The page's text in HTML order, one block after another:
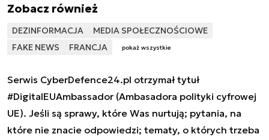
Zobacz również
DEZINFORMACJA
MEDIA SPOŁECZNOŚCIOWE
FAKE NEWS
FRANCJA pokaż wszystkie
Serwis CyberDefence24.pl otrzymał tytuł
#DigitalEUAmbassador (Ambasadora polityki cyfrowej
UE). Jeśli są sprawy, które Was nurtują; pytania, na
które nie znacie odpowiedzi; tematy, o których trzeba